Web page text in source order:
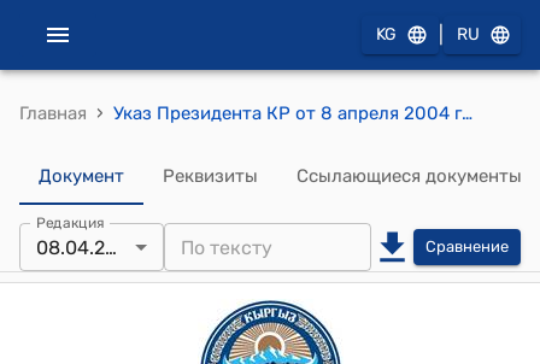
KG RU
Главная › Указ Президента КР от 8 апреля 2004 года № 128 "О приеме в гражданство Кыргызской Республики этнических кыргызов, возвратившихся на историческую родину"
Документ Реквизиты Ссылающиеся документы
Редакция
08.04.2004 Сравнение